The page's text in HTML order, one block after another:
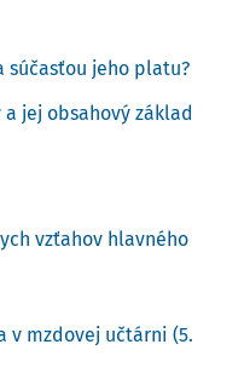
súčasťou jeho platu?
jej obsahový základ
vzťahov hlavného
v mzdovej učtárni (5.